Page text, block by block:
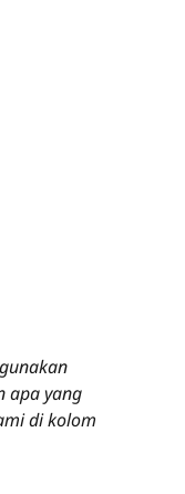
apa yang
di kolom